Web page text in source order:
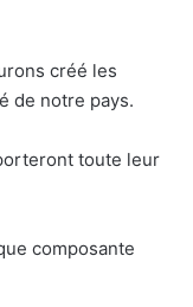
créé les
de notre pays.
toute leur
composante